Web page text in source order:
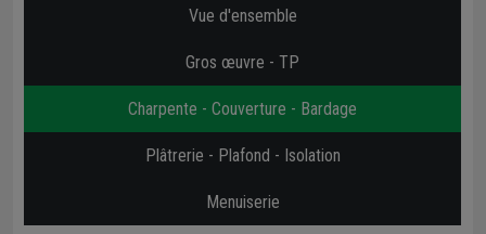
Vue d'ensemble
Gros œuvre - TP
Charpente - Couverture - Bardage
Plâtrerie - Plafond - Isolation
Menuiserie